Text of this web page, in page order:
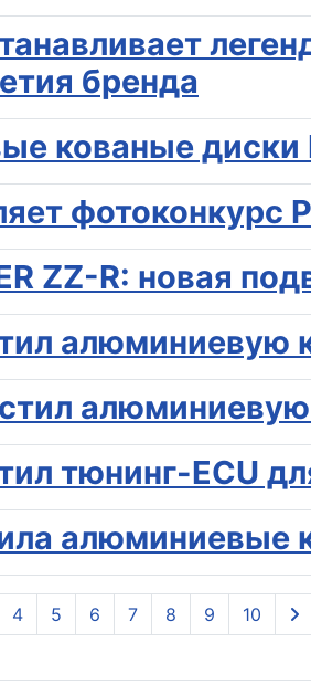
бренда
кованые диски
фотоконкурс
ZZ-R: новая
алюминиевую
тюнинг-ECU
алюминиевые
4 5 6 7 8 9 10